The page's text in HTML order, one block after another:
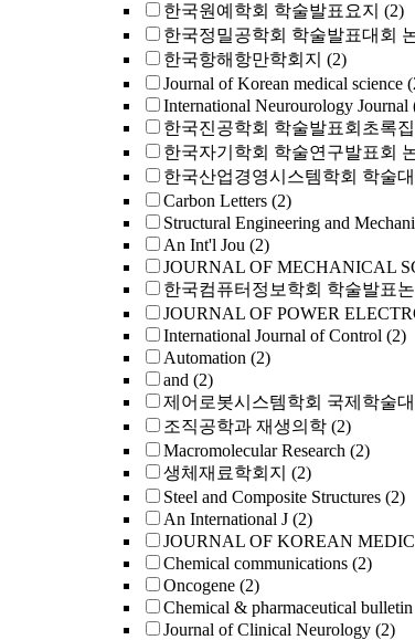
한국원예학회 학술발표요지 (2)
한국정밀공학회 학술발표대회
한국항해항만학회지 (2)
Journal of Korean medical science
International Neurourology Journal
한국진공학회 학술발표회초록집
한국자기학회 학술연구발표회
한국산업경영시스템학회 학술대
Carbon Letters (2)
Structural Engineering and
An Int'l Jou (2)
JOURNAL OF MECHANICAL
한국컴퓨터정보학회 학술발표
JOURNAL OF POWER
International Journal of Control (2)
Automation (2)
and (2)
제어로봇시스템학회 국제학술
조직공학과 재생의학 (2)
Macromolecular Research (2)
생체재료학회지 (2)
Steel and Composite Structures (2)
An International J (2)
JOURNAL OF KOREAN
Chemical communications (2)
Oncogene (2)
Chemical & pharmaceutical bulletin
Journal of Clinical Neurology (2)